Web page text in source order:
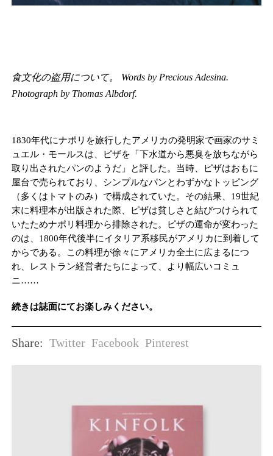
食文化の盗用について。 Words by Precious Adesina.
Photograph by Thomas Albdorf.
1830年代にナポリを旅行したアメリカの発明家で画家のサミ
ュエル・モールスは、ピザを「下水道から悪臭を放ちながら
取り出されたパンのようだ」と評した。当時、ピザはおもに
屋台で売られており、シンプルなパンとわずかなトッピング
（多くはトマトのみ）で構成されていた。その結果、19世紀
末に料理本が出版された際、ピザは貧しさと結びつけられて
いたためナポリ料理から排除された。ピザの運命が変わった
のは、1800年代後半にイタリア系移民がアメリカに到着して
からである。この料理が徐々にアメリカ全土に広まるにつ
れ、レストラン経営者たちによって、より幅広いコミュ
ニ……
続きは誌面にてお楽しみください。
Twitter Facebook Pinterest